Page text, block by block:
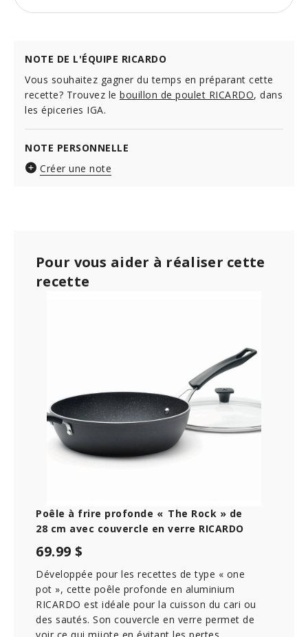
NOTE DE L'ÉQUIPE RICARDO
Vous souhaitez gagner du temps en préparant cette
recette? Trouvez le bouillon de poulet RICARDO, dans
les épiceries IGA.
NOTE PERSONNELLE
Créer une note
Pour vous aider à réaliser cette
recette
Poêle à frire profonde « The Rock » de
28 cm avec couvercle en verre RICARDO
69.99 $
Développée pour les recettes de type « one
pot », cette poêle profonde en aluminium
RICARDO est idéale pour la cuisson du cari ou
des sautés. Son couvercle en verre permet de